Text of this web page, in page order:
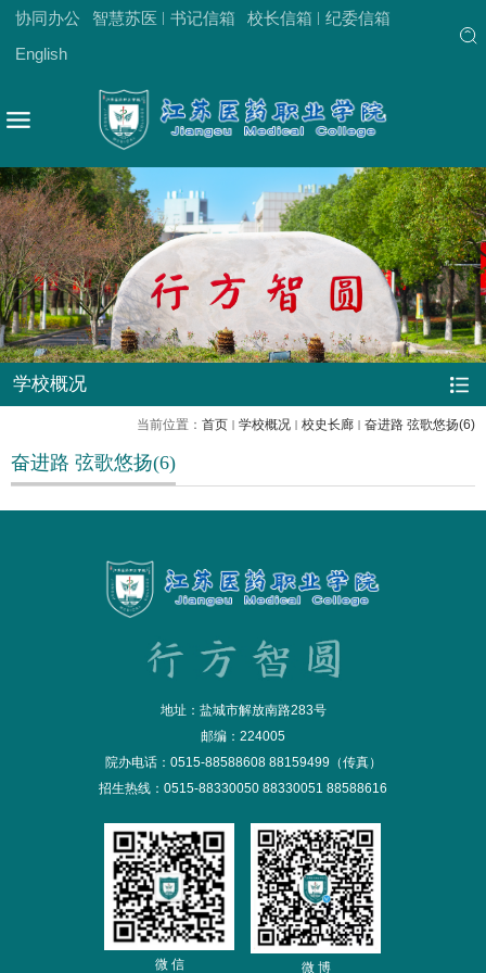
协同办公 智慧苏医 书记信箱 校长信箱
纪委信箱
English
学校概况
当前位置： 首页 学校概况 校史长廊 奋进路 弦歌悠扬(6)
奋进路 弦歌悠扬(6)
地址：盐城市解放南路283号
邮编：224005
院办电话：0515-88588608 88159499（传真）
招生热线：0515-88330050 88330051 88588616
微 信 微 博